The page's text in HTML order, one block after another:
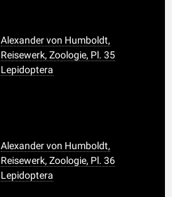
Alexander von Humboldt,
Reisewerk, Zoologie, Pl. 35
Lepidoptera
Alexander von Humboldt,
Reisewerk, Zoologie, Pl. 36
Lepidoptera